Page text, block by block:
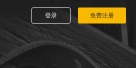
登录 免费注册